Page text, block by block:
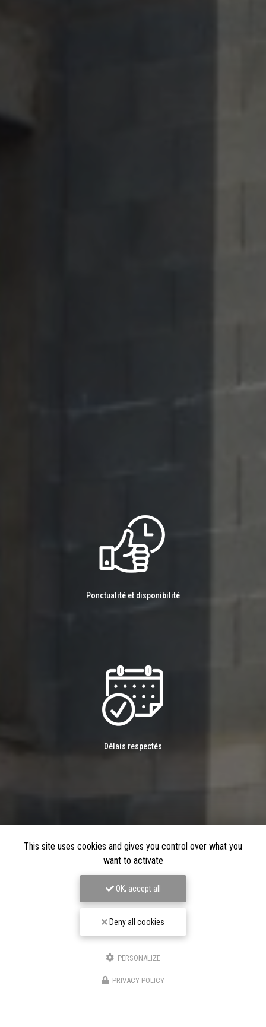
Ponctualité et disponibilité
Délais respectés
This site uses cookies and gives you control over what you
want to activate
OK, accept all
Deny all cookies
PERSONALIZE
PRIVACY POLICY